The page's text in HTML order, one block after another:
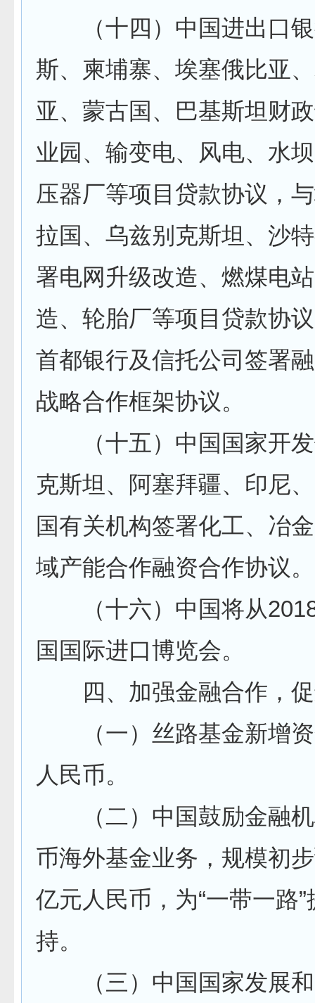
（十四）中国进出口银
斯、柬埔寨、埃塞俄比亚
亚、蒙古国、巴基斯坦财
业园、输变电、风电、水
压器厂等项目贷款协议，
拉国、乌兹别克斯坦、沙
署电网升级改造、燃煤电
造、轮胎厂等项目贷款协
首都银行及信托公司签署
战略合作框架协议。
（十五）中国国家开发
克斯坦、阿塞拜疆、印尼
国有关机构签署化工、冶
域产能合作融资合作协议。
（十六）中国将从
国国际进口博览会。
四、加强金融合作，促
（一）丝路基金新增资
人民币。
（二）中国鼓励金融机
币海外基金业务，规模初
亿元人民币，为“一带一路
持。
（三）中国国家发展和